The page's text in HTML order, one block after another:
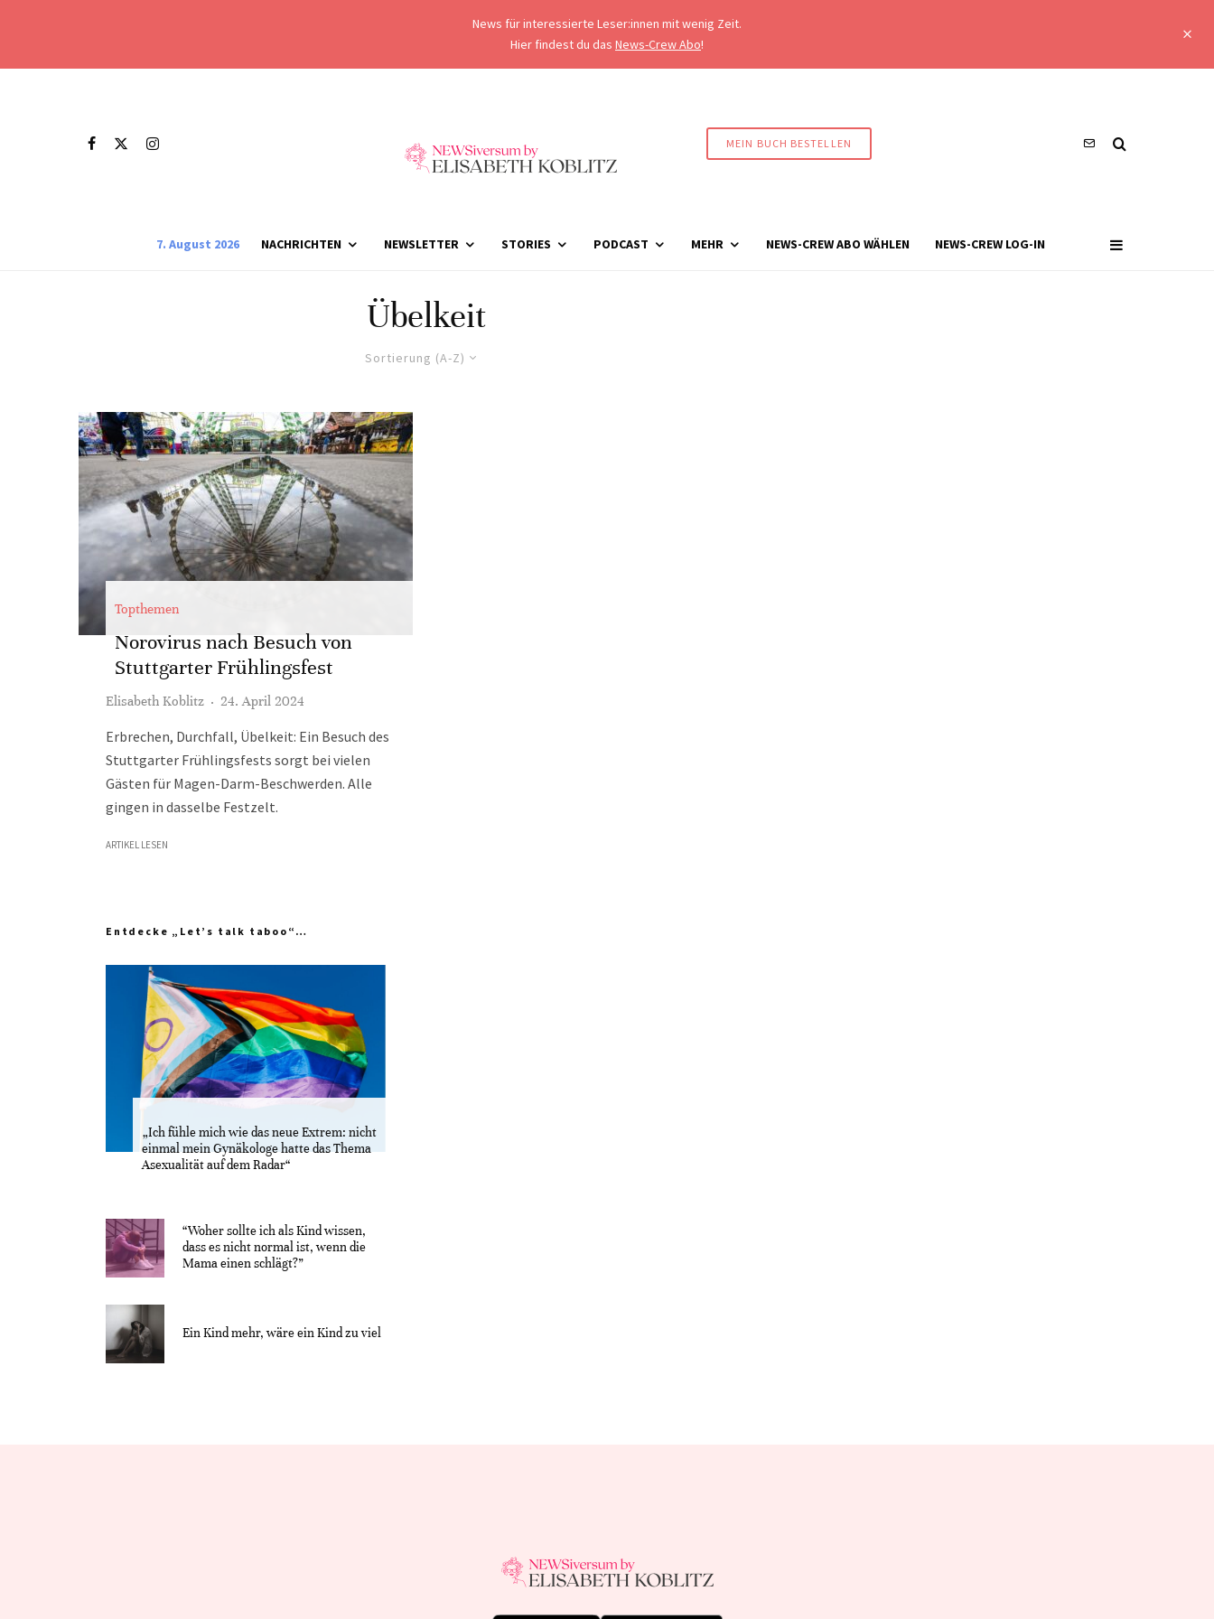
News für interessierte Leser:innen mit wenig Zeit.
Hier findest du das News-Crew Abo!
MEIN BUCH BESTELLEN
7. August 2026 NACHRICHTEN NEWSLETTER STORIES PODCAST MEHR NEWS-CREW ABO WÄHLEN NEWS-CREW LOG-IN
Übelkeit
Sortierung (A-Z)
Topthemen
Norovirus nach Besuch von
Stuttgarter Frühlingsfest
Elisabeth Koblitz · 24. April 2024
Erbrechen, Durchfall, Übelkeit: Ein Besuch des
Stuttgarter Frühlingsfests sorgt bei vielen
Gästen für Magen-Darm-Beschwerden. Alle
gingen in dasselbe Festzelt.
ARTIKEL LESEN
Entdecke „Let’s talk taboo“…
„Ich fühle mich wie das neue Extrem: nicht
einmal mein Gynäkologe hatte das Thema
Asexualität auf dem Radar“
“Woher sollte ich als Kind wissen,
dass es nicht normal ist, wenn die
Mama einen schlägt?”
Ein Kind mehr, wäre ein Kind zu viel